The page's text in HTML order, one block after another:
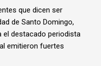
que dicen ser
de Santo Domingo,
destacado periodista
emitieron fuertes